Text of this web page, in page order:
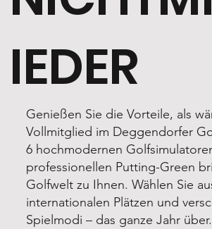
IEDER
Genießen Sie die Vorteile, als
Vollmitglied im Deggendorfer
6 hochmodernen
professionellen Putting-Green
Golfwelt zu Ihnen. Wählen Sie
internationalen Plätzen und
Spielmodi – das ganze Jahr über.